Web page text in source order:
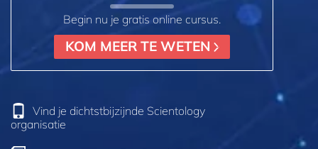
Begin nu je gratis online cursus.
KOM MEER TE WETEN
Vind je dichtstbijzijnde Scientology
organisatie